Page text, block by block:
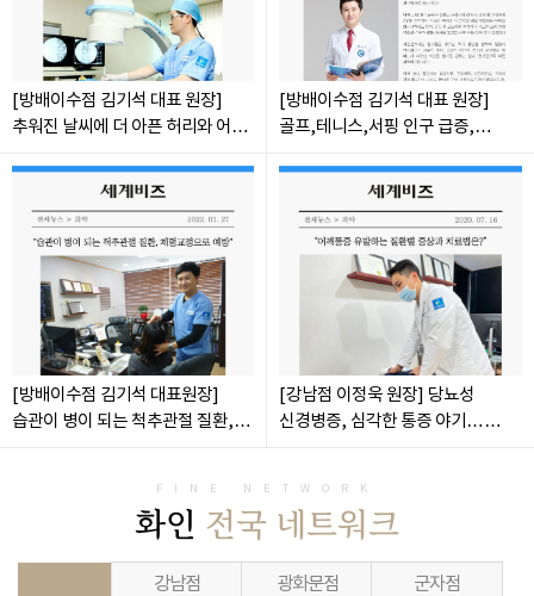
[방배이수점 김기석 대표 원장]
추워진 날씨에 더 아픈 허리와 어깨
[방배이수점 김기석 대표 원장]
골프,테니스,서핑 인구 급증,
치료 늘어
[방배이수점 김기석 대표원장]
습관이 병이 되는 척추관절 질환,
[강남점 이정욱 원장] 당뇨성
신경병증, 심각한 통증 야기…
FINE NETWORK
화인 전국 네트워크
강남점 광화문점 군자점